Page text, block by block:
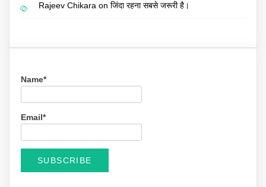
Rajeev Chikara on जिंदा रहना सबसे जरूरी है।
Name*
Email*